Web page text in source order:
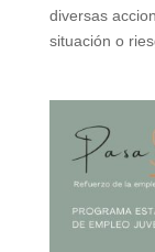
diversas
situación o